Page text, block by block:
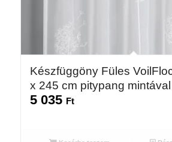
Készfüggöny Füles
x 245 cm pitypang mintával
5 035 Ft